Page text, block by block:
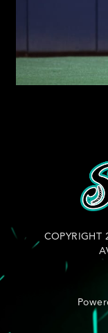
COPYRIGHT